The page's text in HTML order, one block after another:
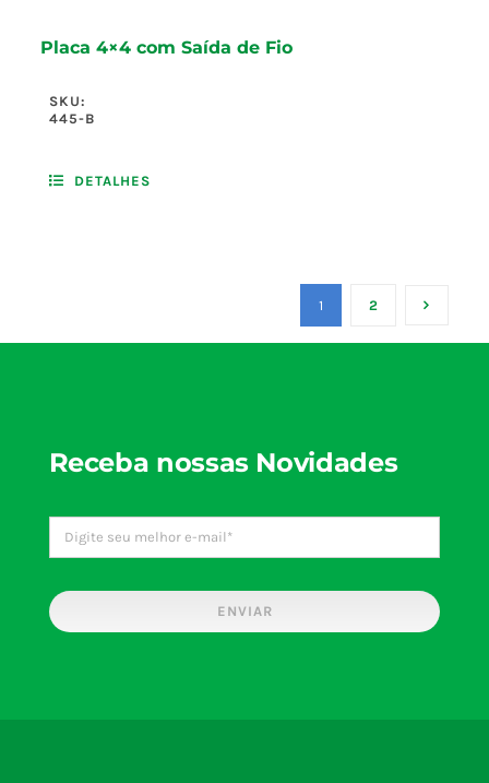
Placa 4×4 com Saída de Fio
SKU:
445-B
DETALHES
1 2
Receba nossas Novidades
ENVIAR